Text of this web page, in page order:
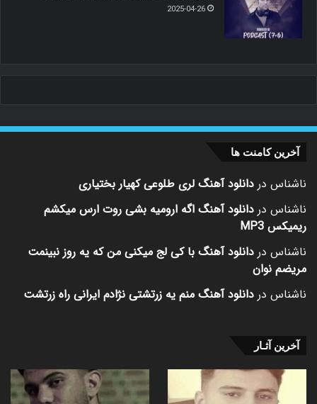
Karami | Habs With Text And 2 Quality 320…
بیشتر بخوانید »
م.ر 2025-04-26
0
89
دانلود ریمیکس کجا باید برم یه دنیا خاطرت من از هیشکی گله ندارم جز
خودم Download Old Remix BY :…